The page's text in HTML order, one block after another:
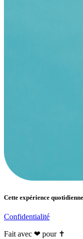
Cette expérience
Confidentialité
Fait avec ❤ pour ✝️️